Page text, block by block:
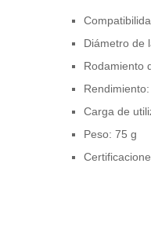
Diámetro de
Rodamiento
Carga de
Peso: 75 g